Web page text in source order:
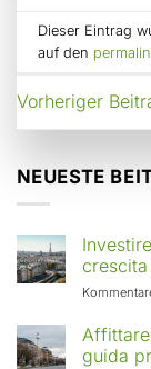
Dieser Eintrag
auf den
Vorheriger
NEUESTE
guida